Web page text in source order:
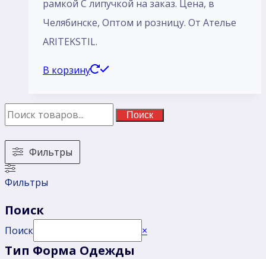
рамкой С липучкой на заказ. Цена, в
Челябинске, Оптом и розницу. От Ателье
ARITEKSTIL.
В корзину
Поиск
Фильтры
Фильтры
Поиск
Поиск ×
Тип Форма Одежды